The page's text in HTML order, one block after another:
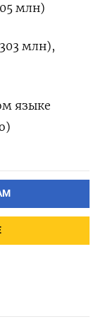
млн)
млн),
языке